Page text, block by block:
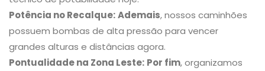
Potência no Recalque:Ademais, nossos caminhões
possuem bombas de alta pressão para vencer
grandes alturas e distâncias agora.
Pontualidade na Zona Leste: Por fim, organizamos